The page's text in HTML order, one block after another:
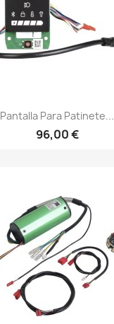
Pantalla Para Patinete...
96,00 €